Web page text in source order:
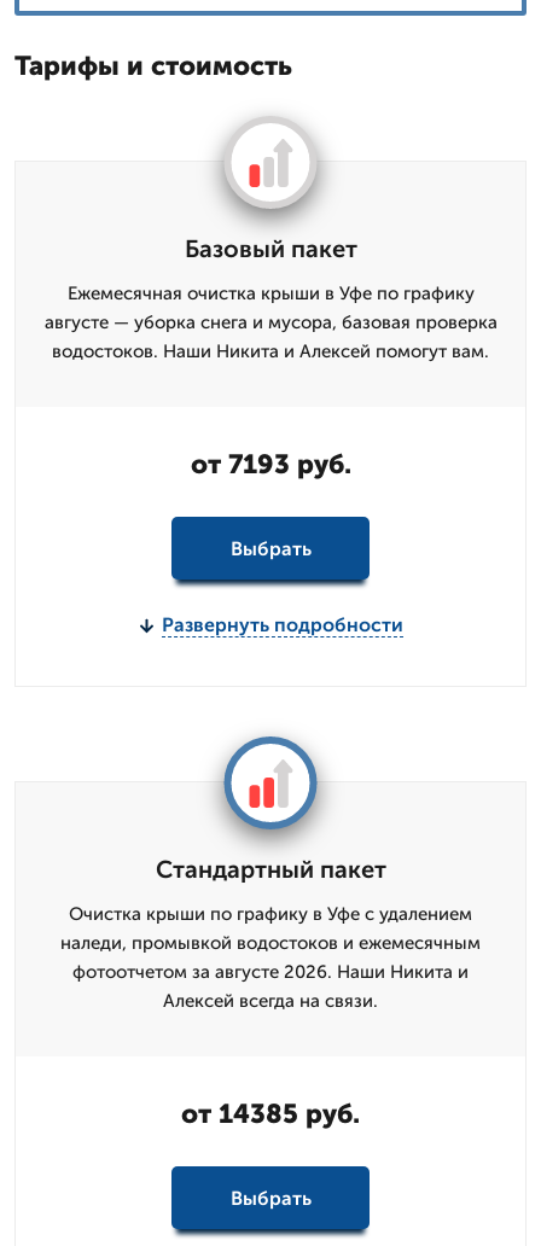
Тарифы и стоимость
Базовый пакет
Ежемесячная очистка крыши в Уфе по графику
августе — уборка снега и мусора, базовая проверка
водостоков. Наши Никита и Алексей помогут вам.
от 7193 руб.
Выбрать
Развернуть подробности
Стандартный пакет
Очистка крыши по графику в Уфе с удалением
наледи, промывкой водостоков и ежемесячным
фотоотчетом за августе 2026. Наши Никита и
Алексей всегда на связи.
от 14385 руб.
Выбрать